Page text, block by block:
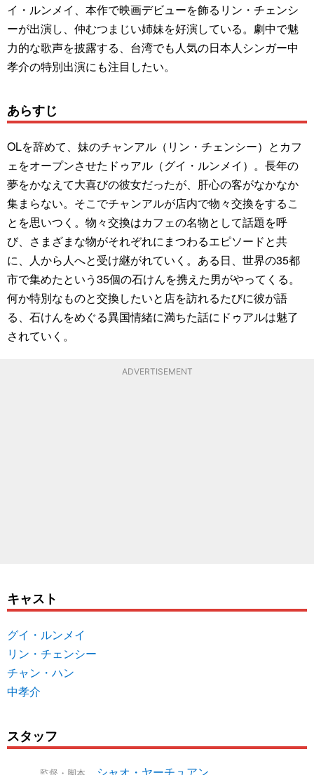
イ・ルンメイ、本作で映画デビューを飾るリン・チェンシ
ーが出演し、仲むつまじい姉妹を好演している。劇中で魅
力的な歌声を披露する、台湾でも人気の日本人シンガー中
孝介の特別出演にも注目したい。
あらすじ
OLを辞めて、妹のチャンアル（リン・チェンシー）とカフ
ェをオープンさせたドゥアル（グイ・ルンメイ）。長年の
夢をかなえて大喜びの彼女だったが、肝心の客がなかなか
集まらない。そこでチャンアルが店内で物々交換をするこ
とを思いつく。物々交換はカフェの名物として話題を呼
び、さまざまな物がそれぞれにまつわるエピソードと共
に、人から人へと受け継がれていく。ある日、世界の35都
市で集めたという35個の石けんを携えた男がやってくる。
何か特別なものと交換したいと店を訪れるたびに彼が語
る、石けんをめぐる異国情緒に満ちた話にドゥアルは魅了
されていく。
ADVERTISEMENT
キャスト
グイ・ルンメイ
リン・チェンシー
チャン・ハン
中孝介
スタッフ
シャオ・ヤーチュアン